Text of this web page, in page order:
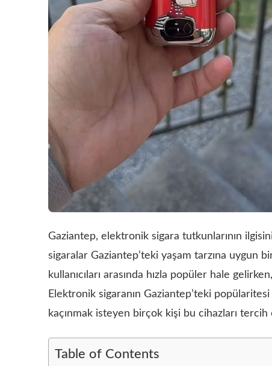
Gaziantep, elektronik sigara tutkunlarının
sigaralar Gaziantep’teki yaşam tarzına uygun
kullanıcıları arasında hızla popüler hale
Elektronik sigaranın Gaziantep’teki
kaçınmak isteyen birçok kişi bu cihazları
Table of Contents